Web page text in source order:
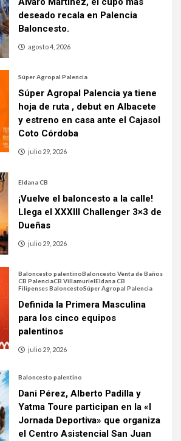
deseado recala en Palencia
Baloncesto.
agosto 4, 2026
Súper Agropal Palencia
Súper Agropal Palencia ya tiene
hoja de ruta , debut en Albacete
y estreno en casa ante el Cajasol
Coto Córdoba
julio 29, 2026
Eldana CB
¡Vuelve el baloncesto a la calle!
Llega el XXXIII Challenger 3×3 de
Dueñas
julio 29, 2026
Baloncesto palentinoBaloncesto Venta de Baños
CB PalenciaCB VillamurielEldana CB
Filipenses BaloncestoSúper Agropal Palencia
Definida la Primera Masculina
para los cinco equipos
palentinos
julio 29, 2026
Baloncesto palentino
Dani Pérez, Alberto Padilla y
Yatma Toure participan en la «I
Jornada Deportiva» que organiza
el Centro Asistencial San Juan